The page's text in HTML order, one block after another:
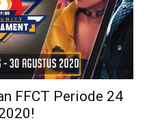
FFCT Periode 24